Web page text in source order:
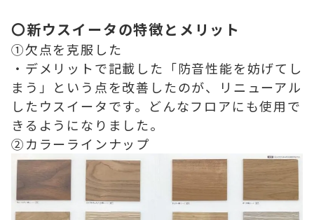
〇新ウスイータの特徴とメリット
①欠点を克服した
・デメリットで記載した「防音性能を妨げてし
まう」という点を改善したのが、リニューアル
したウスイータです。どんなフロアにも使用で
きるようになりました。
②カラーラインナップ